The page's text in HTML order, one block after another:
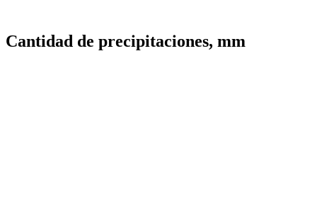
Cantidad de precipitaciones, mm